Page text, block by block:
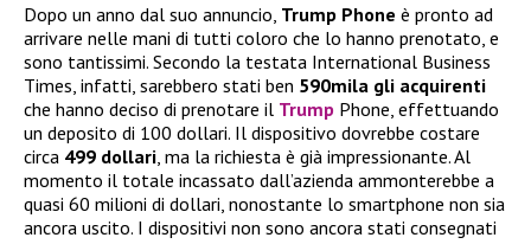
Dopo un anno dal suo annuncio, Trump Phone è pronto ad
arrivare nelle mani di tutti coloro che lo hanno prenotato, e
sono tantissimi. Secondo la testata International Business
Times, infatti, sarebbero stati ben 590mila gli acquirenti
che hanno deciso di prenotare il Trump Phone, effettuando
un deposito di 100 dollari. Il dispositivo dovrebbe costare
circa 499 dollari , ma la richiesta è già impressionante. Al
momento il totale incassato dall’azienda ammonterebbe a
quasi 60 milioni di dollari, nonostante lo smartphone non sia
ancora uscito. I dispositivi non sono ancora stati consegnati